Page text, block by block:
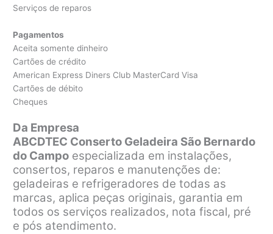
Serviços de reparos
Pagamentos
Aceita somente dinheiro
Cartões de crédito
American Express Diners Club MasterCard Visa
Cartões de débito
Cheques
Da Empresa
ABCDTEC Conserto Geladeira São Bernardo
do Campo especializada em instalações,
consertos, reparos e manutenções de:
geladeiras e refrigeradores de todas as
marcas, aplica peças originais, garantia em
todos os serviços realizados, nota fiscal, pré
e pós atendimento.